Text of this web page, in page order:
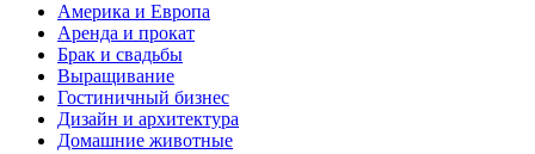
Америка и Европа
Аренда и прокат
Брак и свадьбы
Выращивание
Гостиничный бизнес
Дизайн и архитектура
Домашние животные